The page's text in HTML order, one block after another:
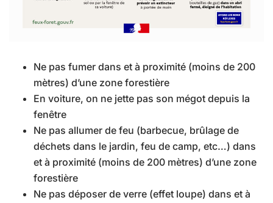
Ne pas fumer dans et à proximité (moins de 200
mètres) d’une zone forestière
En voiture, on ne jette pas son mégot depuis la
fenêtre
Ne pas allumer de feu (barbecue, brûlage de
déchets dans le jardin, feu de camp, etc…) dans
et à proximité (moins de 200 mètres) d’une zone
forestière
Ne pas déposer de verre (effet loupe) dans et à